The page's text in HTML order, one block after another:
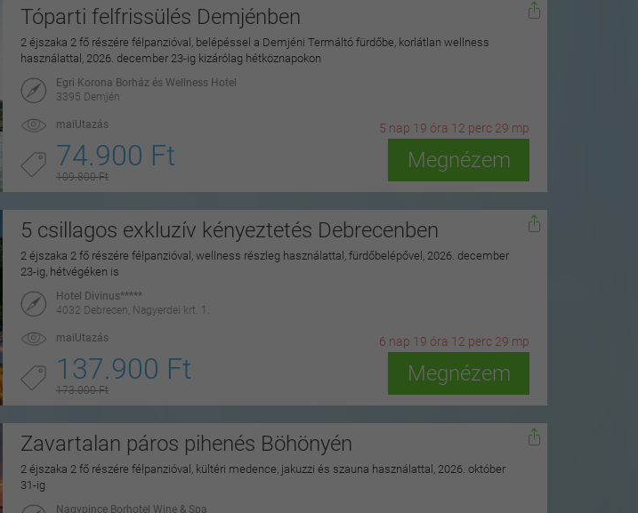
Tóparti felfrissülés Demjénben
2 éjszaka 2 fő részére félpanzióval, belépéssel a Demjéni Termáltó fürdőbe, korlátlan wellness
használattal, 2026. december 23-ig kizárólag hétköznapokon
Egri Korona Borház és Wellness Hotel
3395 Demjén
maiUtazás 5 nap 19 óra 12 perc 28 mp
74.900 Ft
109.800 Ft
Megnézem
5 csillagos exkluzív kényeztetés Debrecenben
2 éjszaka 2 fő részére félpanzióval, wellness részleg használattal, fürdőbelépővel, 2026. december
23-ig, hétvégéken is
Hotel Divinus*****
4032 Debrecen, Nagyerdei krt. 1.
maiUtazás 6 nap 19 óra 12 perc 28 mp
137.900 Ft
173.000 Ft
Megnézem
Zavartalan páros pihenés Böhönyén
2 éjszaka 2 fő részére félpanzióval, kültéri medence, jakuzzi és szauna használattal, 2026. október
31-ig
Nagypince Borhotel Wine & Spa